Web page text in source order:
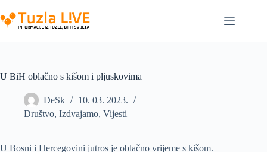
to
content
U BiH oblačno s kišom i pljuskovima
DeSk
10. 03. 2023.
Društvo, Izdvajamo, Vijesti
U Bosni i Hercegovini jutros je oblačno vrijeme s kišom.